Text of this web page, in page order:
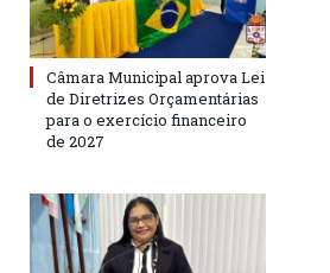
Câmara Municipal aprova Lei
de Diretrizes Orçamentárias
para o exercício financeiro
de 2027